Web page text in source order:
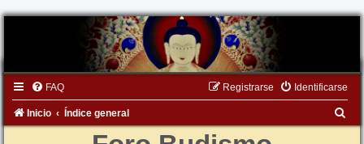
FAQ Identificarse
Registrarse
Inicio Índice general